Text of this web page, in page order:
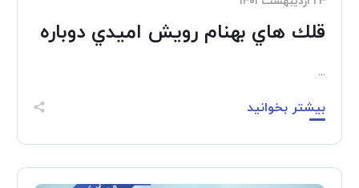
قلك هاي بهنام رويش اميدي دوباره
...
بیشتر بخوانید